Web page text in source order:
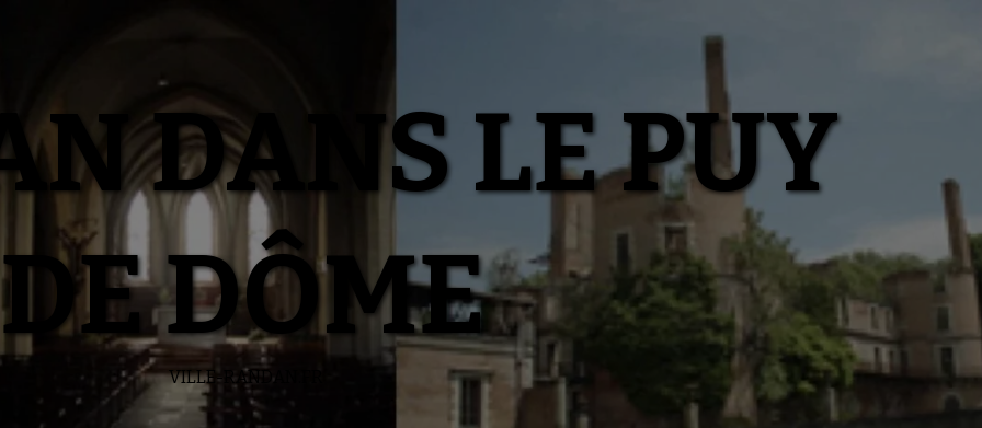
DANS LE PUY
DE DÔME
VILLE-RANDAN.FR